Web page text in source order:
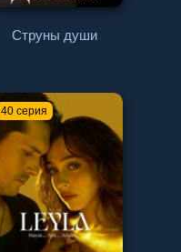
Струны души
40 серия